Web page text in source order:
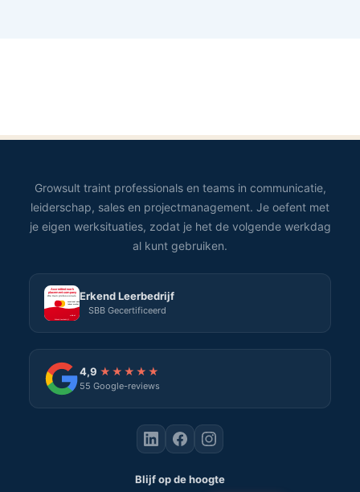
Growsult traint professionals en teams in communicatie,
leiderschap, sales en projectmanagement. Je oefent met
je eigen werksituaties, zodat je het de volgende werkdag
al kunt gebruiken.
Erkend Leerbedrijf
SBB Gecertificeerd
4,9 ★★★★★
55 Google-reviews
Blijf op de hoogte